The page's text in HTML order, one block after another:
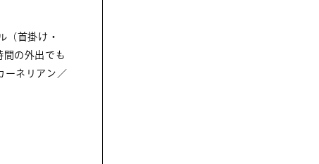
（首掛け・
の外出でも
ーネリアン／